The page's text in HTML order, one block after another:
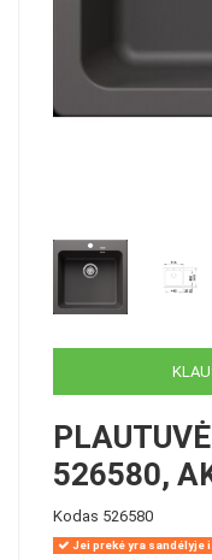
526580,
Kodas 526580
Jei prekė yra sandėlyje